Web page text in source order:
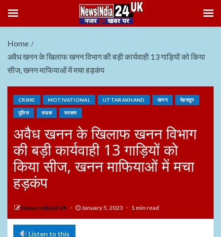
Home
अवैध खनन के खिलाफ खनन विभाग की बड़ी कार्यवाही 13 गाड़ियों को किया
सीज, खनन माफियाओं में मचा हड़कंप
CRIME MOTIVATIONAL UTTARAKHAND खनन देहरादून
पुलिस सडक सरकार
अवैध खनन के खिलाफ खनन विभाग
की बड़ी कार्यवाही 13 गाड़ियों को
किया सीज, खनन माफियाओं में मचा
हड़कंप
News India24 UK January 5, 2023 1 min read
Listen to this